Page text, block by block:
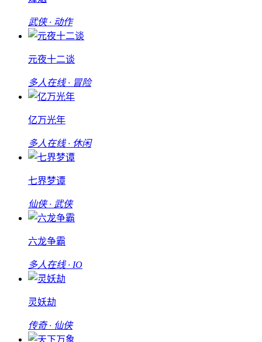
武侠 · 动作
元夜十二谈
多人在线 · 冒险
亿万光年
多人在线 · 休闲
七界梦谭
仙侠 · 武侠
六龙争霸
多人在线 · IO
灵妖劫
传奇 · 仙侠